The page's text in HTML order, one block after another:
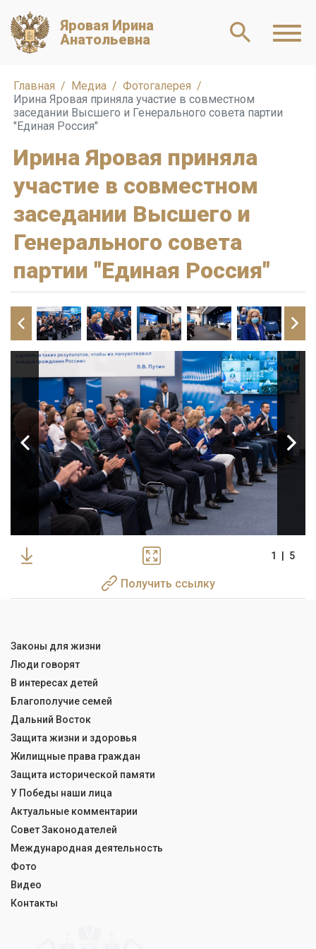
Яровая Ирина
Анатольевна
Главная Медиа
Фотогалерея
Ирина Яровая приняла участие в совместном
заседании Высшего и Генерального совета партии
"Единая Россия"
Ирина Яровая приняла
участие в совместном
заседании Высшего и
Генерального совета
партии "Единая Россия"
Получить ссылку
1 5
Законы для жизни
Люди говорят
В интересах детей
Благополучие семей
Дальний Восток
Защита жизни и здоровья
Жилищные права граждан
Защита исторической памяти
У Победы наши лица
Актуальные комментарии
Совет Законодателей
Международная деятельность
Фото
Видео
Контакты